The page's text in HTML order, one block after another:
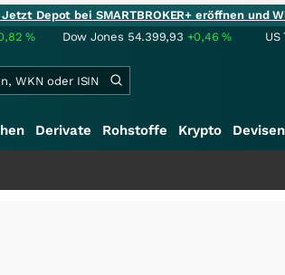
Depot bei SMARTBROKER+ eröffnen und
% Dow Jones 54.399,93 +0,46% US
Derivate Rohstoffe Krypto Devisen